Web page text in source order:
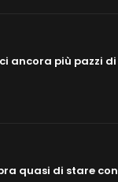
ancora più pazzi
quasi di stare